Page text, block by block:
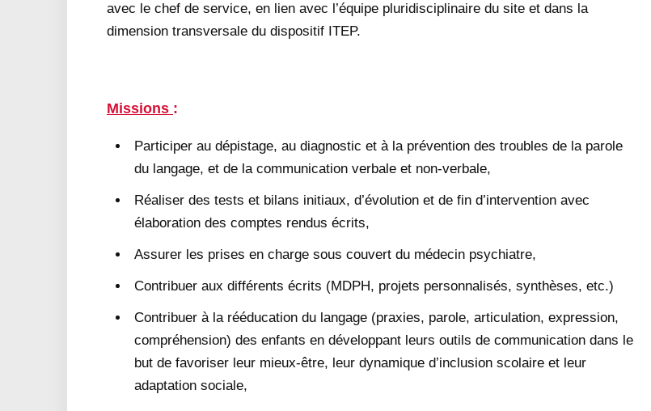
avec le chef de service, en lien avec l’équipe pluridisciplinaire du site et dans la
dimension transversale du dispositif ITEP.
Missions :
Participer au dépistage, au diagnostic et à la prévention des troubles de la parole
du langage, et de la communication verbale et non-verbale,
Réaliser des tests et bilans initiaux, d’évolution et de fin d’intervention avec
élaboration des comptes rendus écrits,
Assurer les prises en charge sous couvert du médecin psychiatre,
Contribuer aux différents écrits (MDPH, projets personnalisés, synthèses, etc.)
Contribuer à la rééducation du langage (praxies, parole, articulation, expression,
compréhension) des enfants en développant leurs outils de communication dans le
but de favoriser leur mieux-être, leur dynamique d’inclusion scolaire et leur
adaptation sociale,